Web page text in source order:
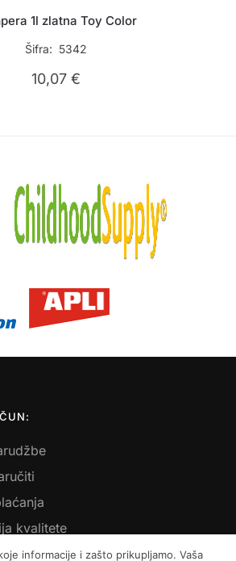
1l zlatna Toy Color
Šifra: 5342
10,07€
kvalitete
informacije i zašto prikupljamo. Vaša